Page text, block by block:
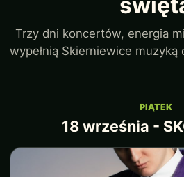
Trzy dni koncertów, energia
wypełnią Skierniewice
PIĄTEK
18 września -